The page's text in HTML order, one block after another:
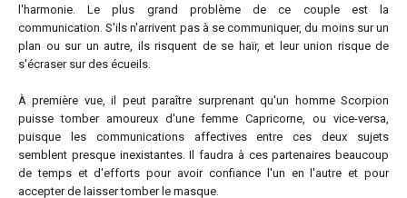
l'harmonie. Le plus grand problème de ce couple est la
communication. S'ils n'arrivent pas à se communiquer, du moins sur un
plan ou sur un autre, ils risquent de se haïr, et leur union risque de
s'écraser sur des écueils.
À première vue, il peut paraître surprenant qu'un homme Scorpion
puisse tomber amoureux d'une femme Capricorne, ou vice-versa,
puisque les communications affectives entre ces deux sujets
semblent presque inexistantes. Il faudra à ces partenaires beaucoup
de temps et d'efforts pour avoir confiance l'un en l'autre et pour
accepter de laisser tomber le masque.